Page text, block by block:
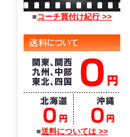
■ コーチ買付け紀行 >>
■送料については >>